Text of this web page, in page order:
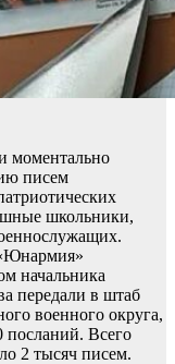
моментально
писем
школьники,
начальника
передали в штаб
военного округа,
посланий. Всего
2 тысяч писем.